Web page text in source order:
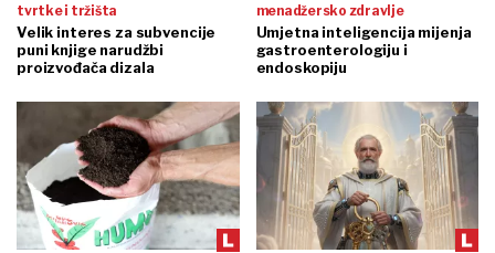
tvrtke i tržišta
Velik interes za subvencije
puni knjige narudžbi
proizvođača dizala
menadžersko zdravlje
Umjetna inteligencija mijenja
gastroenterologiju i
endoskopiju